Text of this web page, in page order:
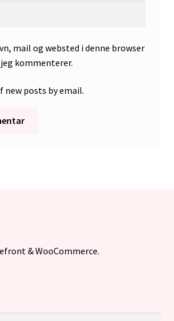
mail og websted i denne browser
kommenterer.
new posts by email.
& WooCommerce.